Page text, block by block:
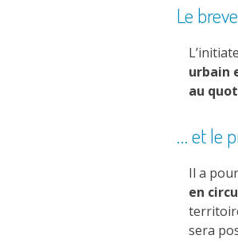
Le
urbain
au
… et le
Il a
en
sera